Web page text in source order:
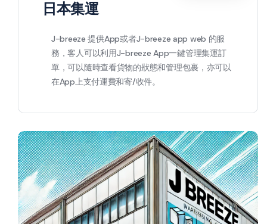
日本集運
J-breeze 提供App或者J-breeze app web 的服
務，客人可以利用J-breeze App一鍵管理集運訂
單，可以隨時查看貨物的狀態和管理包裹，亦可以
在App上支付運費和寄/收件。